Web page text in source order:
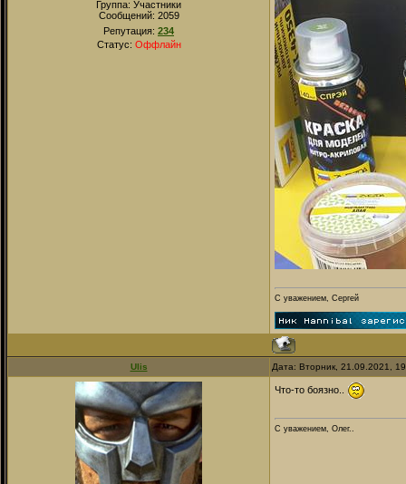
Группа: Участники
Сообщений: 2059
Репутация: 234
Статус: Оффлайн
С уважением, Сергей
Ulis Дата: Вторник, 21.09.2021,
Что-то боязно..
С уважением, Олег..